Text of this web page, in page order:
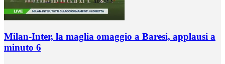
Milan-Inter, la maglia omaggio a Baresi, applausi a
minuto 6